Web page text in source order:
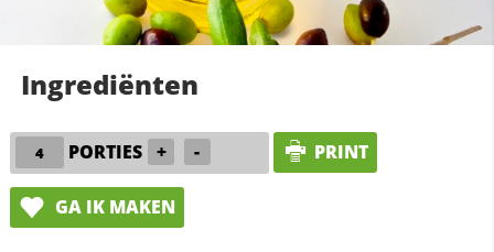
Ingrediënten
PORTIES + - PRINT
GA IK MAKEN